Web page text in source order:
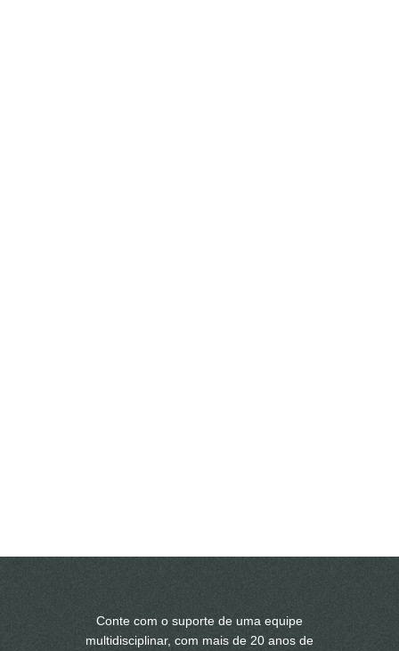
Conte com o suporte de uma equipe
multidisciplinar, com mais de 20 anos de